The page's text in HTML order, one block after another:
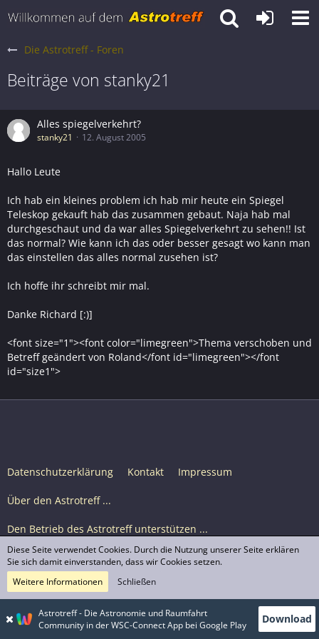
Die Astrotreff - Foren
Beiträge von stanky21
Alles spiegelverkehrt?
stanky21 12. August 2005
Hallo Leute
Ich hab ein kleines problem ich hab mir heute ein Spiegel
Teleskop gekauft hab das zusammen gebaut. Naja hab mal
durchgeschaut und da war alles Spiegelverkehrt zu sehen!! Ist
das normal? Wie kann ich das oder besser gesagt wo kann man
das einstellen das alles normal zusehen ist?
Ich hoffe ihr schreibt mir mal.
Danke Richard [:)]
<font size="1"><font color="limegreen">Thema verschoben und
Betreff geändert von Roland</font id="limegreen"></font
id="size1">
Datenschutzerklärung Kontakt Impressum
Über den Astrotreff ...
Den Betrieb des Astrotreff unterstützen ...
Nutzungsbedingungen
© Astrotreff 2001-2026, lizenziert unter CC BY-SA,
sofern für einzelne Inhalte nicht anders angegeben
Astrotreff - Die Astronomie und Raumfahrt
Community in der WSC-Connect App bei Google Play
Download
Diese Seite verwendet Cookies. Durch die Nutzung unserer Seite erklären
Sie sich damit einverstanden, dass wir Cookies setzen.
Weitere Informationen
Schließen